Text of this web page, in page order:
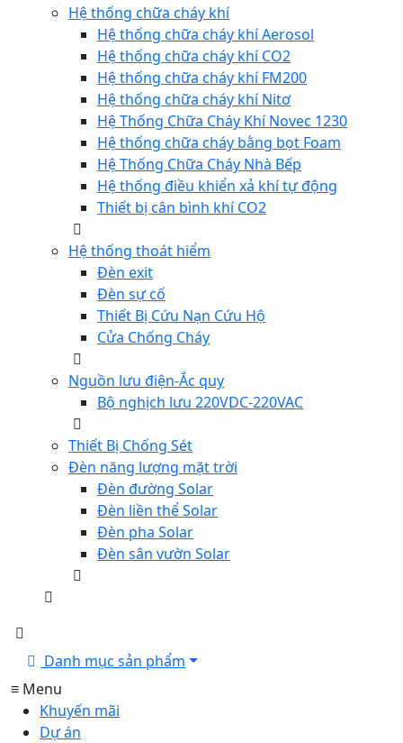
Hệ thống chữa cháy khí
Hệ thống chữa cháy khí Aerosol
Hệ thống chữa cháy khí CO2
Hệ thống chữa cháy khí FM200
Hệ thống chữa cháy khí Nitơ
Hệ Thống Chữa Cháy Khí Novec 1230
Hệ thống chữa cháy bằng bọt Foam
Hệ Thống Chữa Cháy Nhà Bếp
Hệ thống điều khiển xả khí tự động
Thiết bị cân bình khí CO2
Hệ thống thoát hiểm
Đèn exit
Đèn sự cố
Thiết Bị Cứu Nạn Cứu Hộ
Cửa Chống Cháy
Nguồn lưu điện-Ắc quy
Bộ nghịch lưu 220VDC-220VAC
Thiết Bị Chống Sét
Đèn năng lượng mặt trời
Đèn đường Solar
Đèn liền thể Solar
Đèn pha Solar
Đèn sân vườn Solar
Danh mục sản phẩm
≡ Menu
Khuyến mãi
Dự án